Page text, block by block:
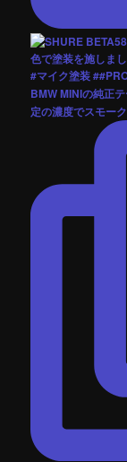
BMW MINIの純正
定の濃度でスモー